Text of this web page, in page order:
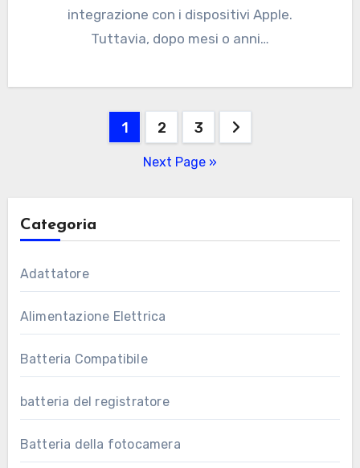
integrazione con i dispositivi Apple.
Tuttavia, dopo mesi o anni…
1 2 3
Next Page »
Categoria
Adattatore
Alimentazione Elettrica
Batteria Compatibile
batteria del registratore
Batteria della fotocamera